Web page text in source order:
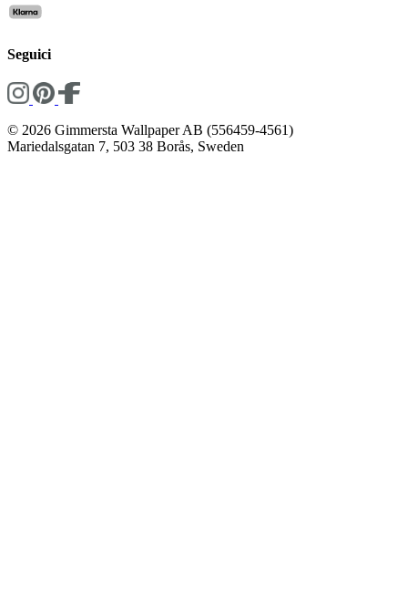
Seguici
© 2026 Gimmersta Wallpaper AB (556459-4561)
Mariedalsgatan 7, 503 38 Borås, Sweden